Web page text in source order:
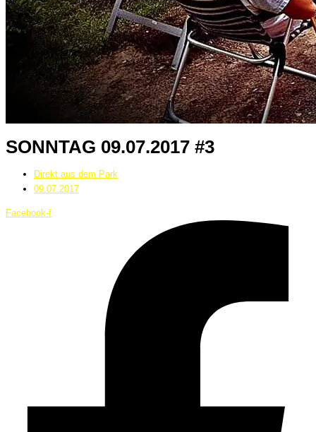
SONNTAG 09.07.2017 #3
Direkt aus dem Park
09.07.2017
Facebook-f